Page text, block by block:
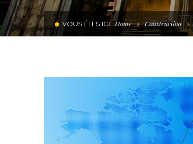
VOUS ÊTES ICI : Home Construction